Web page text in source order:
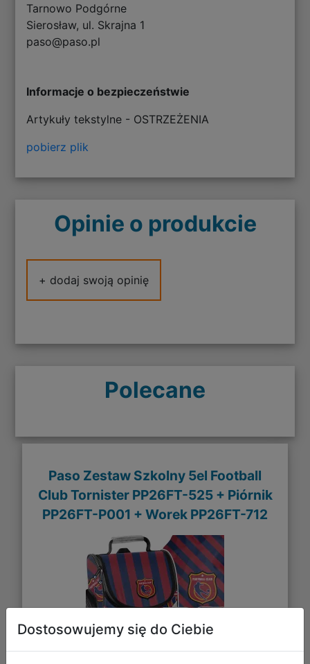
Tarnowo Podgórne
Sierosław, ul. Skrajna 1
paso@paso.pl
Informacje o bezpieczeństwie
Artykuły tekstylne - OSTRZEŻENIA
pobierz plik
Opinie o produkcie
+ dodaj swoją opinię
Polecane
Paso Zestaw Szkolny 5el Football
Club Tornister PP26FT-525 + Piórnik
PP26FT-P001 + Worek PP26FT-712
Dostosowujemy się do Ciebie